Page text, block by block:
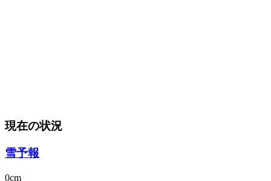
現在の状況
雪予報
0cm